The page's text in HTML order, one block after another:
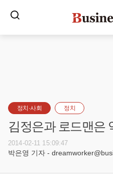
정치·사회 정치
김정은과 로드맨은
2014-02-11 15:09:47
박은영 기자 -